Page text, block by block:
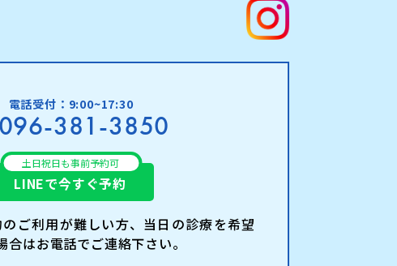
電話受付：9:00~17:30
096-381-3850
LINEで今すぐ予約
土日祝日も事前予約可
ご利用が難しい方、当日の診療を希望
合はお電話でご連絡下さい。